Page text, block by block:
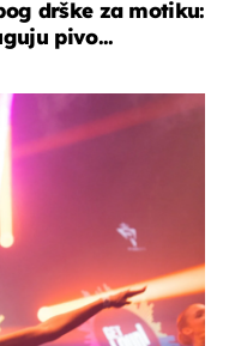
drške za motiku:
pivo...